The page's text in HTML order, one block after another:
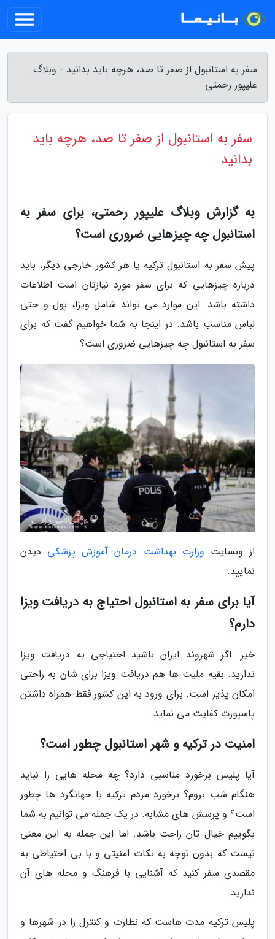
سفر به استانبول از صفر تا صد، هرچه باید بدانید - وبلاگ
علیپور رحمتی
سفر به استانبول از صفر تا صد، هرچه باید
بدانید
به گزارش وبلاگ علیپور رحمتی، برای سفر به
استانبول چه چیزهایی ضروری است؟
پیش سفر به استانبول ترکیه یا هر کشور خارجی دیگر، باید
درباره چیزهایی که برای سفر مورد نیازتان است اطلاعات
داشته باشد. این موارد می تواند شامل ویزا، پول و حتی
لباس مناسب باشد. در اینجا به شما خواهیم گفت که برای
سفر به استانبول چه چیزهایی ضروری است؟
از وبسایت وزارت بهداشت درمان آموزش پزشکی دیدن
نمایید.
آیا برای سفر به استانبول احتیاج به دریافت ویزا
دارم؟
خیر. اگر شهروند ایران باشید احتیاجی به دریافت ویزا
ندارید. بقیه ملیت ها هم دریافت ویزا برای شان به راحتی
امکان پذیر است. برای ورود به این کشور فقط همراه داشتن
پاسپورت کفایت می نماید.
امنیت در ترکیه و شهر استانبول چطور است؟
آیا پلیس برخورد مناسبی دارد؟ چه محله هایی را نباید
هنگام شب بروم؟ برخورد مردم ترکیه با جهانگرد ها چطور
است؟ و پرسش های مشابه. در یک جمله می توانیم به شما
بگوییم خیال تان راحت باشد. اما این جمله به این معنی
نیست که بدون توجه به نکات امنیتی و با بی احتیاطی به
مقصدی سفر کنید که آشنایی با فرهنگ و محله های آن
ندارید.
پلیس ترکیه مدت هاست که نظارت و کنترل را در شهرها و